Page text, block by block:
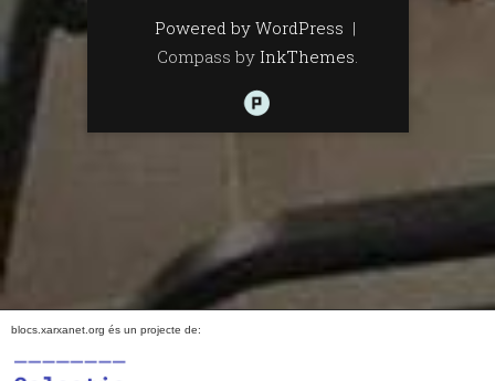
Powered by WordPress |
Compass by InkThemes
blocs.xarxanet.org és un projecte de: